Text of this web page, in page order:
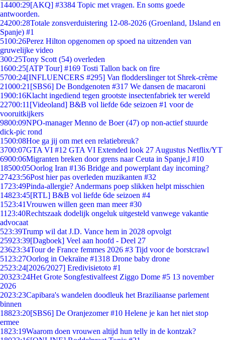
14400:29[AKQ] #3384 Topic met vragen. En soms goede
antwoorden.
24200:28Totale zonsverduistering 12-08-2026 (Groenland, IJsland en
Spanje) #1
5100:26Perez Hilton opgenomen op spoed na uitzenden van
gruwelijke video
300:25Tony Scott (54) overleden
1600:25[ATP Tour] #169 Tosti Tallon back on fire
5700:24[INFLUENCERS #295] Van flodderslinger tot Shrek-crème
21000:21 [SBS6] De Bondgenoten #317 We dansen de macaroni
1900:16Klacht ingediend tegen grootste insectenfabriek ter wereld
22700:11 [Videoland] B&B vol liefde 6de seizoen #1 voor de
vooruitkijkers
9800:09NPO-manager Menno de Boer (47) op non-actief stuurde
dick-pic rond
1500:08Hoe ga jij om met een relatiebreuk?
3700:07GTA VI #12 GTA VI Extended look 27 Augustus Netflix/YT
6900:06Migranten breken door grens naar Ceuta in Spanje,l #10
18500:05Oorlog Iran #136 Bridge and powerplant day incoming?
27423:56Post hier pas overleden muzikanten #32
1723:49Pinda-allergie? Andermans poep slikken helpt misschien
14823:45[RTL] B&B vol liefde 6de seizoen #4
1523:41Vrouwen willen geen man meer #30
11 23:40Rechtszaak dodelijk ongeluk uitgesteld vanwege vakantie
advocaat
523:39Trump wil dat J.D. Vance hem in 2028 opvolgt
25923:39[Dagboek] Veel aan hoofd - Deel 27
23623:34Tour de France femmes 2026 #3 Tijd voor de borstcrawl
51 23:27Oorlog in Oekraïne #1318 Drone baby drone
2523:24[2026/2027] Eredivisietoto #1
20323:24Het Grote Songfestivalfeest Ziggo Dome #5 13 november
2026
2023:23Capibara's wandelen doodleuk het Braziliaanse parlement
binnen
18823:20[SBS6] De Oranjezomer #10 Helene je kan het niet stop
ermee
1823:19Waarom doen vrouwen altijd hun telly in de kontzak?